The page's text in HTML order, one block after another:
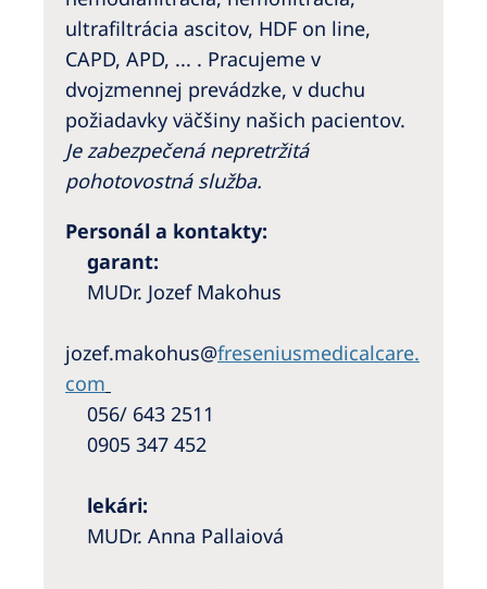
ultrafiltrácia ascitov, HDF on line,
CAPD, APD, ... . Pracujeme v
dvojzmennej prevádzke, v duchu
požiadavky väčšiny našich pacientov.
Je zabezpečená nepretržitá
pohotovostná služba.
Personál a kontakty:
garant:
MUDr. Jozef Makohus
jozef.makohus@freseniusmedicalcare.
com
056/ 643 2511
0905 347 452
lekári:
MUDr. Anna Pallaiová